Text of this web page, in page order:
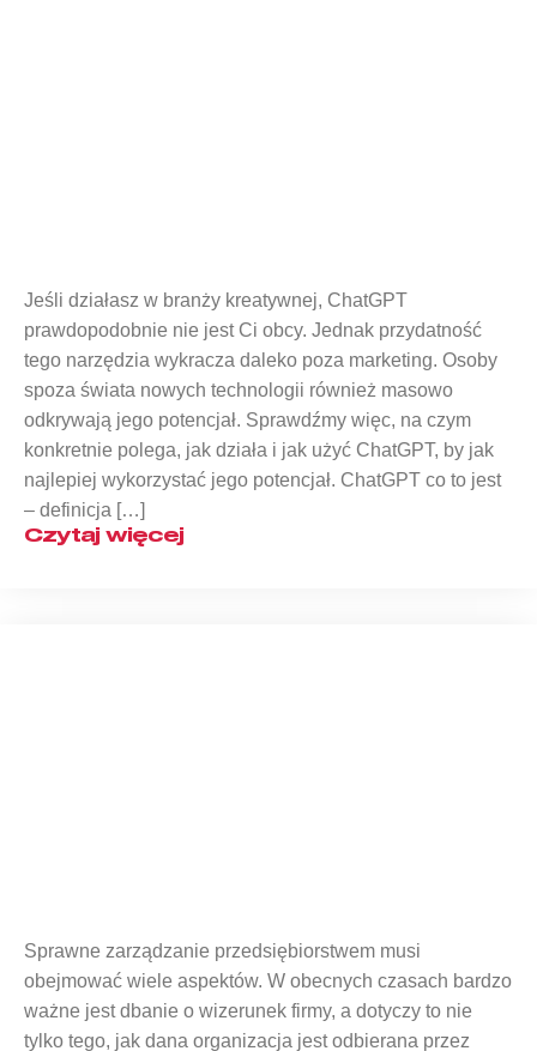
Jeśli działasz w branży kreatywnej, ChatGPT
prawdopodobnie nie jest Ci obcy. Jednak przydatność
tego narzędzia wykracza daleko poza marketing. Osoby
spoza świata nowych technologii również masowo
odkrywają jego potencjał. Sprawdźmy więc, na czym
konkretnie polega, jak działa i jak użyć ChatGPT, by jak
najlepiej wykorzystać jego potencjał. ChatGPT co to jest
– definicja […]
Czytaj więcej
Sprawne zarządzanie przedsiębiorstwem musi
obejmować wiele aspektów. W obecnych czasach bardzo
ważne jest dbanie o wizerunek firmy, a dotyczy to nie
tylko tego, jak dana organizacja jest odbierana przez